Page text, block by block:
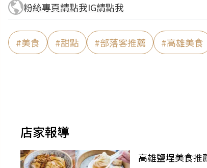
粉絲專頁請點我IG請點我
#美食 #甜點 #部落客推薦 #高雄美食
店家報導
高雄鹽埕美食推